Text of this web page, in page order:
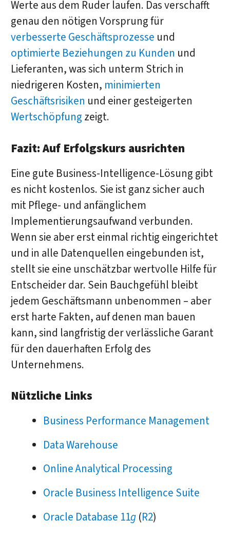
Werte aus dem Ruder laufen. Das verschafft
genau den nötigen Vorsprung für
verbesserte Geschäftsprozesse und
optimierte Beziehungen zu Kunden und
Lieferanten, was sich unterm Strich in
niedrigeren Kosten, minimierten
Geschäftsrisiken und einer gesteigerten
Wertschöpfung zeigt.
Fazit: Auf Erfolgskurs ausrichten
Eine gute Business-Intelligence-Lösung gibt
es nicht kostenlos. Sie ist ganz sicher auch
mit Pflege- und anfänglichem
Implementierungsaufwand verbunden.
Wenn sie aber erst einmal richtig eingerichtet
und in alle Datenquellen eingebunden ist,
stellt sie eine unschätzbar wertvolle Hilfe für
Entscheider dar. Sein Bauchgefühl bleibt
jedem Geschäftsmann unbenommen – aber
erst harte Fakten, auf denen man bauen
kann, sind langfristig der verlässliche Garant
für den dauerhaften Erfolg des
Unternehmens.
Nützliche Links
Business Performance Management
Data Warehouse
Online Analytical Processing
Oracle Business Intelligence Suite
Oracle Database 11g(R2)